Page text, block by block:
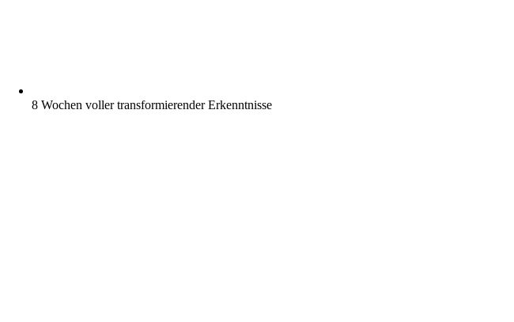
8 Wochen voller transformierender Erkenntnisse